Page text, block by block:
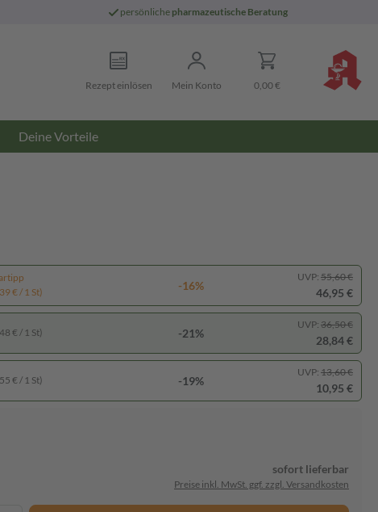
persönliche pharmazeutische Beratung
Rezept einlösen Mein Konto 0,00 €
Deine Vorteile
€ / 1 St)
-16%
UVP: 55,60 €
46,95 €
€ / 1 St) -21%
UVP: 36,50 €
28,84 €
€ / 1 St) -19%
UVP: 13,60 €
10,95 €
sofort lieferbar
Preise inkl. MwSt. ggf. zzgl. Versandkosten